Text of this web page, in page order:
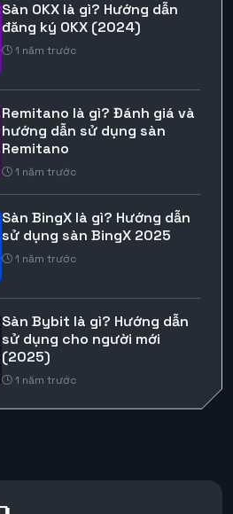
Sàn OKX là gì? Hướng dẫn
đăng ký OKX (2024)
1 năm trước
Remitano là gì? Đánh giá và
hướng dẫn sử dụng sàn
Remitano
1 năm trước
Sàn BingX là gì? Hướng dẫn
sử dụng sàn BingX 2025
1 năm trước
Sàn Bybit là gì? Hướng dẫn
sử dụng cho người mới
(2025)
1 năm trước